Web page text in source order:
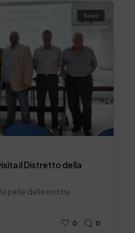
News
il Distretto della
pelle della nostra
0 0